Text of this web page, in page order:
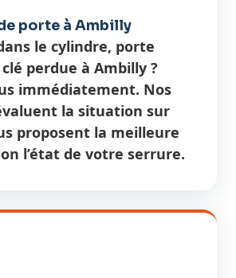
porte à Ambilly
le cylindre, porte
perdue à Ambilly ?
immédiatement. Nos
la situation sur
proposent la meilleure
l’état de votre serrure.